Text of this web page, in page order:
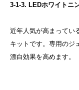
3-1-3. LEDホワイトニ
近年人気が高まってい
キットです。専用のジ
漂白効果を高めます。